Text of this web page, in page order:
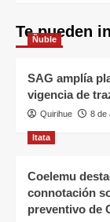
Te pueden
Ñuble
SAG amplía
vigencia de
Quirihue 8 de
Itata
Coelemu
connotación
preventivo de